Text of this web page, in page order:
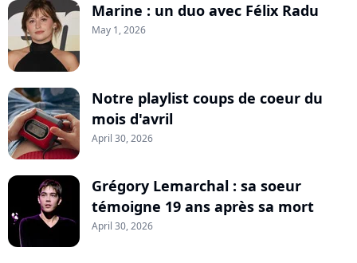
Marine : un duo avec Félix Radu
May 1, 2026
Notre playlist coups de coeur du
mois d'avril
April 30, 2026
Grégory Lemarchal : sa soeur
témoigne 19 ans après sa mort
April 30, 2026